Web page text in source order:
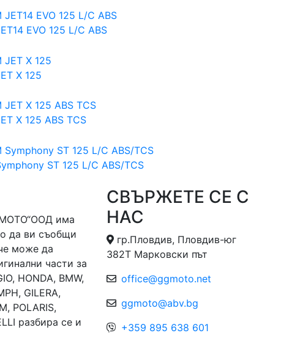
EVO 125 L/C ABS
X 125
X 125 ABS TCS
ST 125 L/C ABS/TCS
има
да ви съобщи
може да
части за
HONDA, BMW,
GILERA,
POLARIS,
разбира се и
СВЪРЖЕТЕ СЕ С
НАС
гр.Пловдив, Пловдив-юг
382Т Марковски път
office@ggmoto.net
ggmoto@abv.bg
+359 895 638 601